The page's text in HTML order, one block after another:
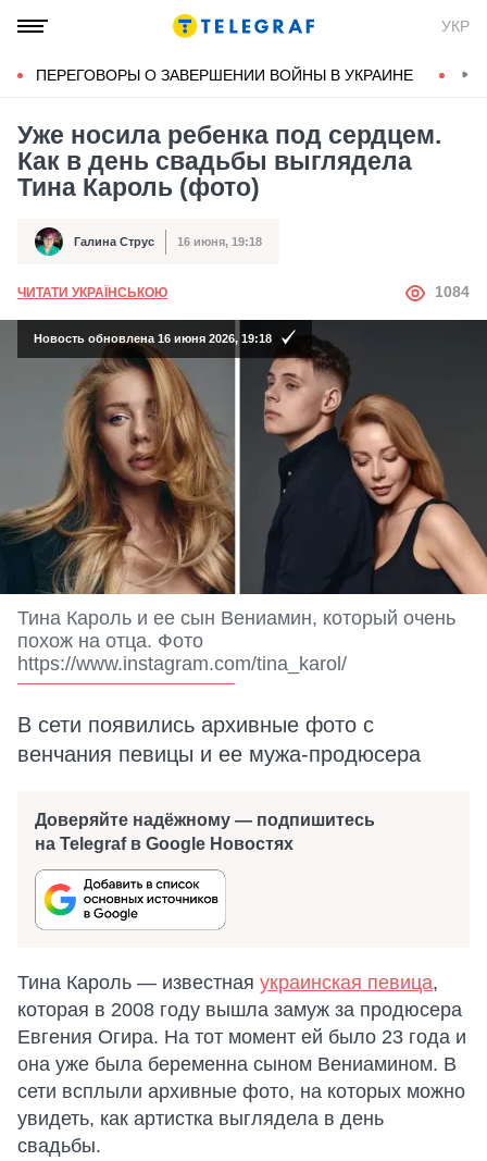
УКР
ПЕРЕГОВОРЫ О ЗАВЕРШЕНИИ ВОЙНЫ В УКРАИНЕ
Уже носила ребенка под сердцем.
Как в день свадьбы выглядела
Тина Кароль (фото)
Автор Галина Струс
Дата публикации 16 июня, 19:18
ЧИТАТИ УКРАЇНСЬКОЮ АВТОР
1084
Новость обновлена 16 июня 2026, 19:18
Тина Кароль и ее сын Вениамин, который очень
похож на отца. Фото
https://www.instagram.com/tina_karol/
В сети появились архивные фото с
венчания певицы и ее мужа-продюсера
Доверяйте надёжному — подпишитесь
на Telegraf в Google Новостях
Тина Кароль — известная украинская певица,
которая в 2008 году вышла замуж за продюсера
Евгения Огира. На тот момент ей было 23 года и
она уже была беременна сыном Вениамином. В
сети всплыли архивные фото, на которых можно
увидеть, как артистка выглядела в день
свадьбы.